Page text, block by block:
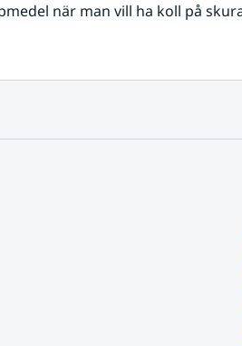
när man vill ha koll på